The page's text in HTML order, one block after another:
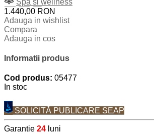
Spa si wellness
+ -
1.440,00 RON
Adauga in wishlist
Compara
Adauga in cos
Informatii produs
Cod produs: 05477
In stoc
SOLICITĂ PUBLICARE SEAP
Garantie 24 luni